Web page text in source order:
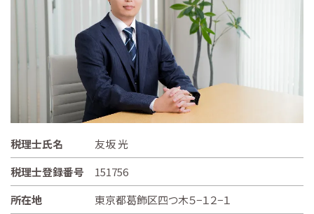
税理士氏名
友坂 光
税理士登録番号
151756
所在地
東京都葛飾区四つ木５−１２−１